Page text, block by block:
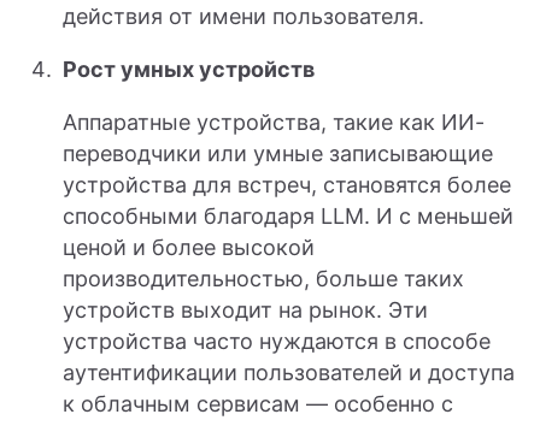
действия от имени пользователя.
Рост умных устройств
Аппаратные устройства, такие как ИИ-
переводчики или умные записывающие
устройства для встреч, становятся более
способными благодаря LLM. И с меньшей
ценой и более высокой
производительностью, больше таких
устройств выходит на рынок. Эти
устройства часто нуждаются в способе
аутентификации пользователей и доступа
к облачным сервисам — особенно с